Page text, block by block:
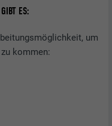
ES:
um
kommen: